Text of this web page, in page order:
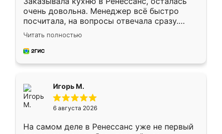
очень довольна. Менеджер всё быстро
посчитала, на вопросы отвечала сразу.
Замерщик приехал в субботу, подошёл к
делу со всей ответственностью. Собрали
за день, ребята работали аккуратно, даже
Читать полностью
Игорь М.
6 августа 2026
На самом деле в Ренессанс уже не первый